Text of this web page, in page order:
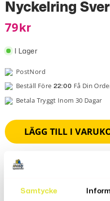
Samtycke
Nyckelring
79 Kr
I Lager
PostNord
Beställ Före 22:00 Få Din
Betala Tryggt Inom 30 Dagar
LÄGG TILL I